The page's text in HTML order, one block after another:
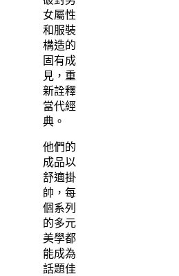
女屬性
和服裝
構造的
固有成
見，重
新詮釋
當代經
典。
他們的
成品以
舒適掛
帥，每
個系列
的多元
美學都
能成為
話題佳